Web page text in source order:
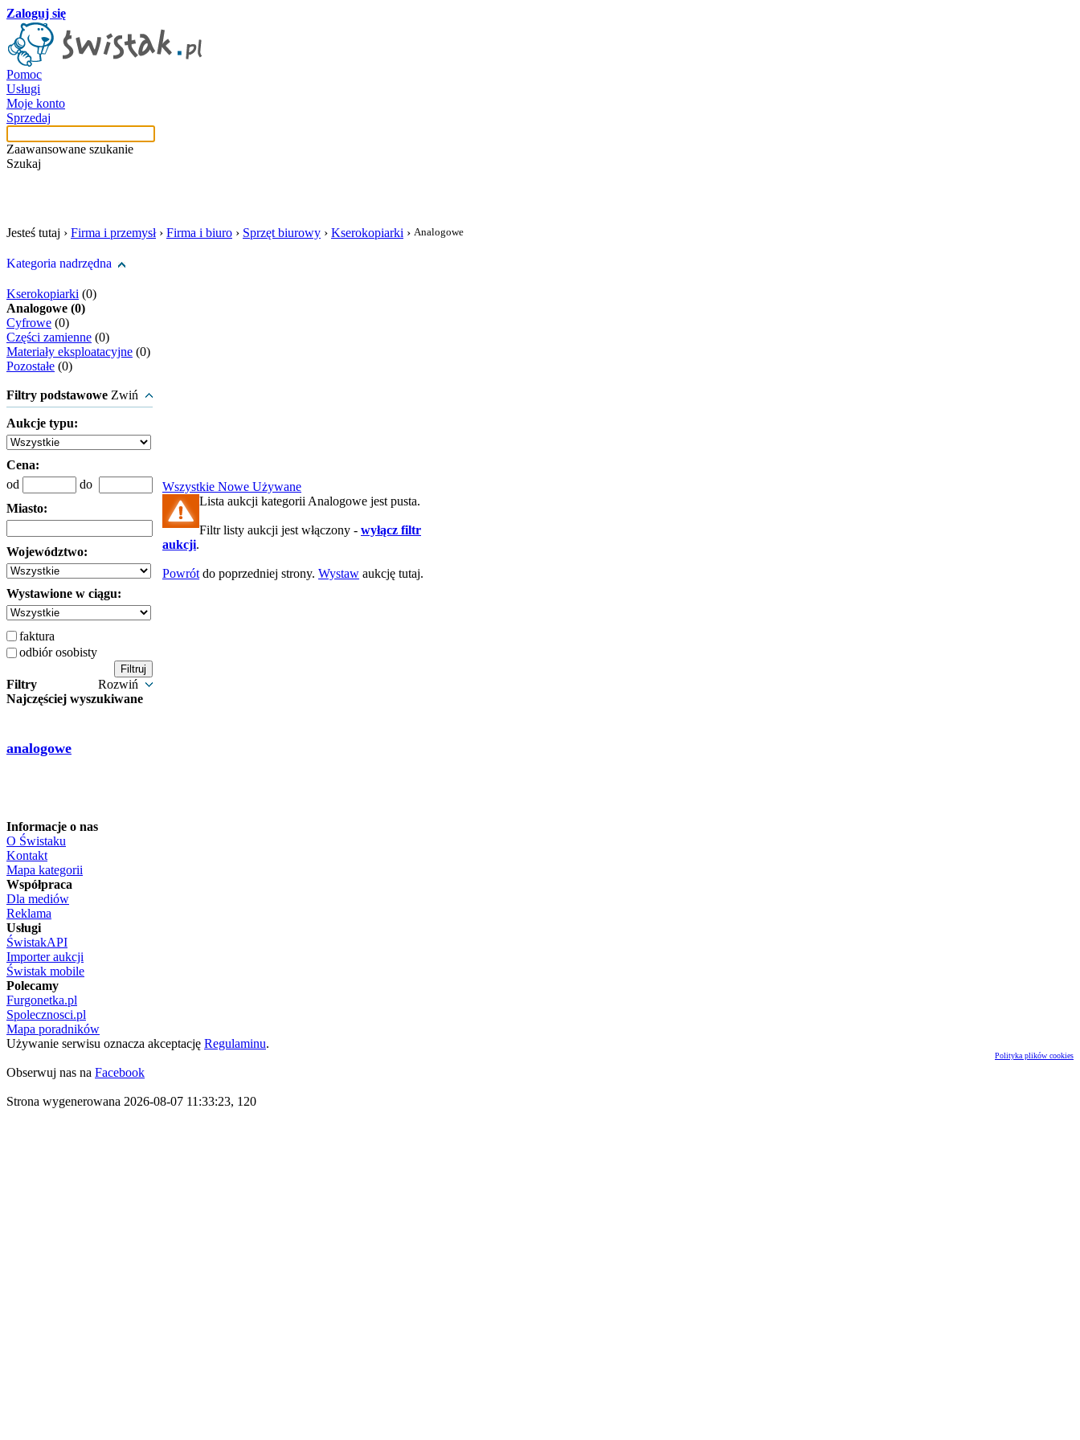
Zaloguj się
Pomoc
Usługi
Moje konto
Sprzedaj
Zaawansowane szukanie
Szukaj
Jesteś tutaj › Firma i przemysł› Firma i biuro › Sprzęt biurowy › Kserokopiarki › Analogowe
Kategoria nadrzędna
Kserokopiarki (0)
Analogowe (0)
Cyfrowe (0)
Części zamienne (0)
Materiały eksploatacyjne (0)
Pozostałe (0)
Filtry podstawowe Zwiń
Aukcje typu:
Cena:
od
do
Miasto:
Województwo:
Wystawione w ciągu:
faktura
odbiór osobisty
Filtry
Rozwiń
Najczęściej wyszukiwane
analogowe
Wszystkie Nowe Używane
Lista aukcji kategorii Analogowe jest pusta.
Filtr listy aukcji jest włączony - wyłącz filtr
aukcji.
Powrót do poprzedniej strony. Wystaw aukcję tutaj.
Informacje o nas
O Świstaku
Kontakt
Mapa kategorii
Współpraca
Dla mediów
Reklama
Usługi
ŚwistakAPI
Importer aukcji
Świstak mobile
Polecamy
Furgonetka.pl
Spolecznosci.pl
Mapa poradników
Używanie serwisu oznacza akceptację Regulaminu.
Polityka plików cookies
Obserwuj nas na Facebook
Strona wygenerowana 2026-08-07 11:33:23, 120